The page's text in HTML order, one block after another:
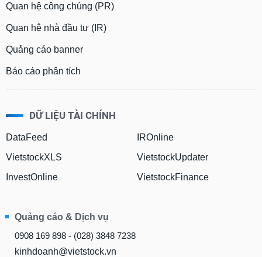
Quan hệ công chúng (PR)
Quan hệ nhà đầu tư (IR)
Quảng cáo banner
Báo cáo phân tích
DỮ LIỆU TÀI CHÍNH
DataFeed
VietstockXLS
InvestOnline
IROnline
VietstockUpdater
VietstockFinance
Quảng cáo & Dịch vụ
0908 169 898 - (028) 3848 7238
kinhdoanh@vietstock.vn